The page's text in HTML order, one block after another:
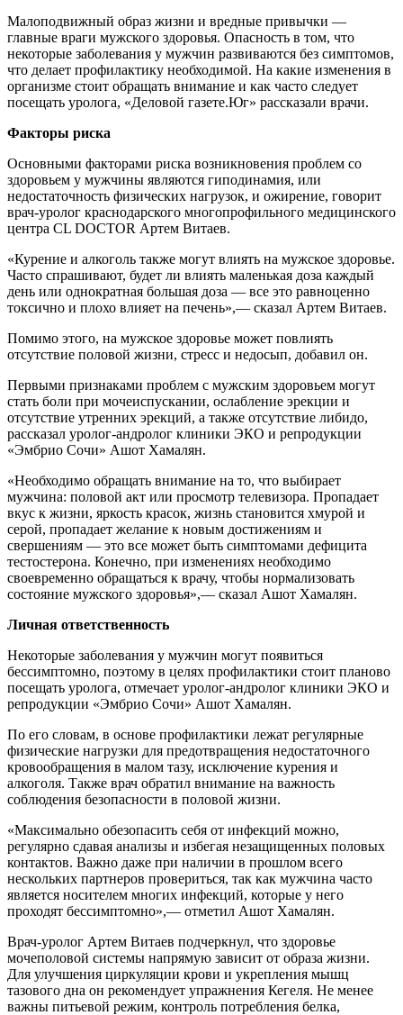
Малоподвижный образ жизни и вредные привычки —
главные враги мужского здоровья. Опасность в том, что
некоторые заболевания у мужчин развиваются без симптомов,
что делает профилактику необходимой. На какие изменения в
организме стоит обращать внимание и как часто следует
посещать уролога, «Деловой газете.Юг» рассказали врачи.
Факторы риска
Основными факторами риска возникновения проблем со
здоровьем у мужчины являются гиподинамия, или
недостаточность физических нагрузок, и ожирение, говорит
врач-уролог краснодарского многопрофильного медицинского
центра CL DOCTOR Артем Витаев.
«Курение и алкоголь также могут влиять на мужское здоровье.
Часто спрашивают, будет ли влиять маленькая доза каждый
день или однократная большая доза — все это равноценно
токсично и плохо влияет на печень»,— сказал Артем Витаев.
Помимо этого, на мужское здоровье может повлиять
отсутствие половой жизни, стресс и недосып, добавил он.
Первыми признаками проблем с мужским здоровьем могут
стать боли при мочеиспускании, ослабление эрекции и
отсутствие утренних эрекций, а также отсутствие либидо,
рассказал уролог-андролог клиники ЭКО и репродукции
«Эмбрио Сочи» Ашот Хамалян.
«Необходимо обращать внимание на то, что выбирает
мужчина: половой акт или просмотр телевизора. Пропадает
вкус к жизни, яркость красок, жизнь становится хмурой и
серой, пропадает желание к новым достижениям и
свершениям — это все может быть симптомами дефицита
тестостерона. Конечно, при изменениях необходимо
своевременно обращаться к врачу, чтобы нормализовать
состояние мужского здоровья»,— сказал Ашот Хамалян.
Личная ответственность
Некоторые заболевания у мужчин могут появиться
бессимптомно, поэтому в целях профилактики стоит планово
посещать уролога, отмечает уролог-андролог клиники ЭКО и
репродукции «Эмбрио Сочи» Ашот Хамалян.
По его словам, в основе профилактики лежат регулярные
физические нагрузки для предотвращения недостаточного
кровообращения в малом тазу, исключение курения и
алкоголя. Также врач обратил внимание на важность
соблюдения безопасности в половой жизни.
«Максимально обезопасить себя от инфекций можно,
регулярно сдавая анализы и избегая незащищенных половых
контактов. Важно даже при наличии в прошлом всего
нескольких партнеров провериться, так как мужчина часто
является носителем многих инфекций, которые у него
проходят бессимптомно»,— отметил Ашот Хамалян.
Врач-уролог Артем Витаев подчеркнул, что здоровье
мочеполовой системы напрямую зависит от образа жизни.
Для улучшения циркуляции крови и укрепления мышц
тазового дна он рекомендует упражнения Кегеля. Не менее
важны питьевой режим, контроль потребления белка,